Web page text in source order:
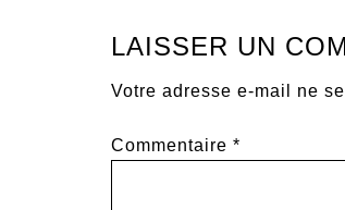
LAISSER UN
Votre adresse e-mail ne
Commentaire *